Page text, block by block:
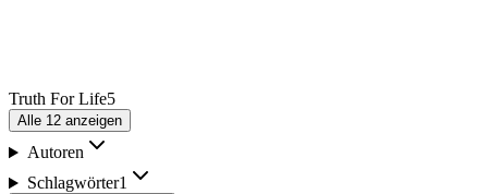
Truth For Life5
Alle 12 anzeigen
Autoren
Schlagwörter1